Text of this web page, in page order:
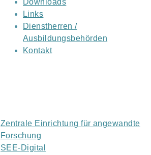
Downloads
Links
Dienstherren /
Ausbildungsbehörden
Kontakt
Zentrale Einrichtung für angewandte
Forschung
SEE-Digital